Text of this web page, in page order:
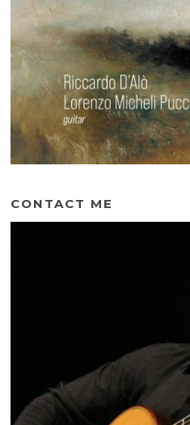
CONTACT ME